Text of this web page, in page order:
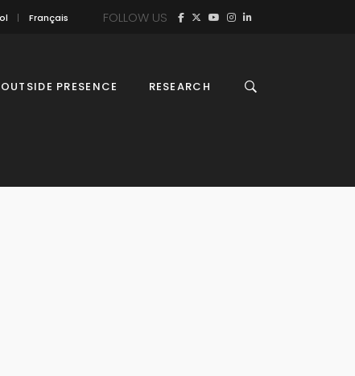
Français FOLLOW US
OUTSIDE PRESENCE RESEARCH